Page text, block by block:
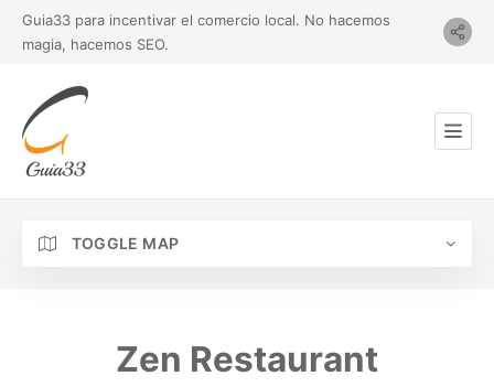
Guia33 para incentivar el comercio local. No hacemos
magia, hacemos SEO.
TOGGLE MAP
Zen Restaurant